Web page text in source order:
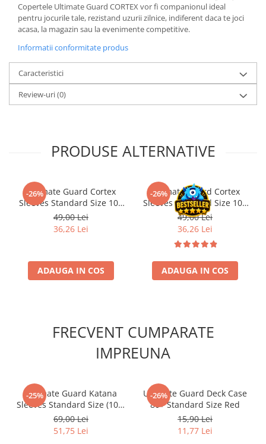
Lord of The Rings
Naruto Shippuden
Sailor Moon
Harry Potter
Star Trek
Fallout
KPop Demon Hunters
Accesorii Clasice
Book Nooks
Hello Kitty - Produse Oficiale
Trading Card Games
Cardfight!! Vanguard
Weis Schwarz
Flesh and Blood
Copertele Ultimate Guard CORTEX vor fi companionul ideal
pentru jocurile tale, rezistand uzurii zilnice, indiferent daca te joci
acasa, la magazin sau la evenimente competitive.
Informatii conformitate produs
Caracteristici
Review-uri(0)
PRODUSE ALTERNATIVE
-26%
Ultimate Guard Cortex
Sleeves Standard Size 100
Blue
49,00 Lei
36,26 Lei
ADAUGA IN COS
-26%
Ultimate Guard Cortex
Sleeves Standard Size 100
Black
49,00 Lei
36,26 Lei
ADAUGA IN COS
FRECVENT CUMPARATE
IMPREUNA
-25%
Ultimate Guard Katana
Sleeves Standard Size (100)
– Summer Cloud
69,00 Lei
51,75 Lei
-26%
Ultimate Guard Deck Case
80+ Standard Size Red
15,90 Lei
11,77 Lei